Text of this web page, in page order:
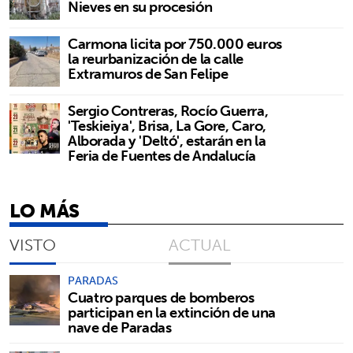
Nieves en su procesión
Carmona licita por 750.000 euros
la reurbanización de la calle
Extramuros de San Felipe
Sergio Contreras, Rocío Guerra,
'Teskieiya', Brisa, La Gore, Caro,
Alborada y 'Deltó', estarán en la
Feria de Fuentes de Andalucía
LO MÁS
VISTO ACTUAL
PARADAS
Cuatro parques de bomberos
participan en la extinción de una
nave de Paradas